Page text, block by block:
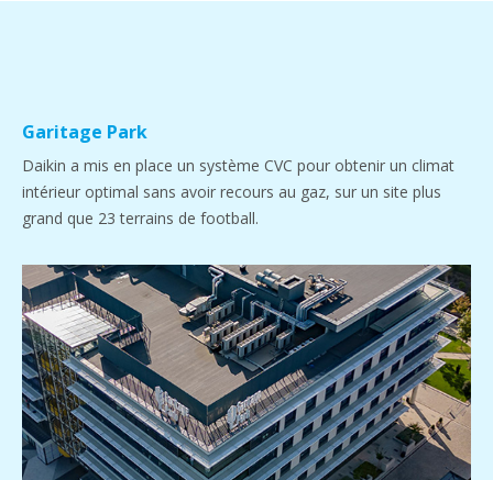
Garitage Park
Daikin a mis en place un système CVC pour obtenir un climat
intérieur optimal sans avoir recours au gaz, sur un site plus
grand que 23 terrains de football.